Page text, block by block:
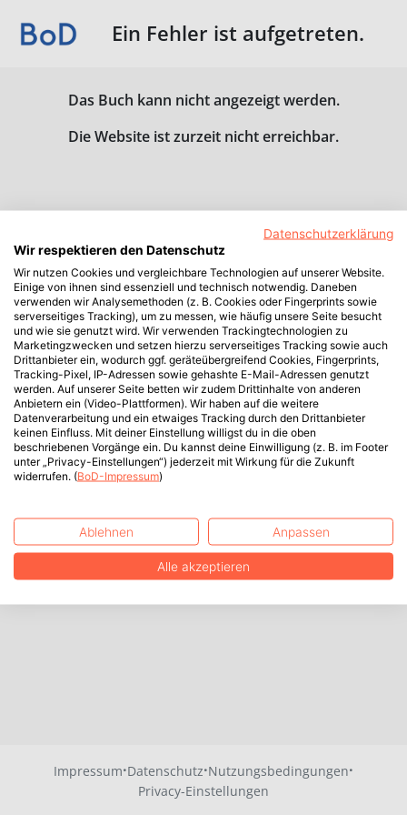
Ein Fehler ist aufgetreten.
Das Buch kann nicht angezeigt werden.
Die Website ist zurzeit nicht erreichbar.
Impressum·Datenschutz·Nutzungsbedingungen·
Privacy-Einstellungen
Datenschutzerklärung
Wir respektieren den Datenschutz
Wir nutzen Cookies und vergleichbare Technologien auf unserer Website.
Einige von ihnen sind essenziell und technisch notwendig. Daneben
verwenden wir Analysemethoden (z. B. Cookies oder Fingerprints sowie
serverseitiges Tracking), um zu messen, wie häufig unsere Seite besucht
und wie sie genutzt wird. Wir verwenden Trackingtechnologien zu
Marketingzwecken und setzen hierzu serverseitiges Tracking sowie auch
Drittanbieter ein, wodurch ggf. geräteübergreifend Cookies, Fingerprints,
Tracking-Pixel, IP-Adressen sowie gehashte E-Mail-Adressen genutzt
werden. Auf unserer Seite betten wir zudem Drittinhalte von anderen
Anbietern ein (Video-Plattformen). Wir haben auf die weitere
Datenverarbeitung und ein etwaiges Tracking durch den Drittanbieter
keinen Einfluss. Mit deiner Einstellung willigst du in die oben
beschriebenen Vorgänge ein. Du kannst deine Einwilligung (z. B. im Footer
unter „Privacy-Einstellungen“) jederzeit mit Wirkung für die Zukunft
widerrufen. (BoD-Impressum)
Ablehnen Anpassen
Alle akzeptieren